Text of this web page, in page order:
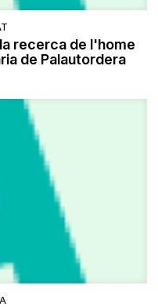
recerca de l'home
de Palautordera